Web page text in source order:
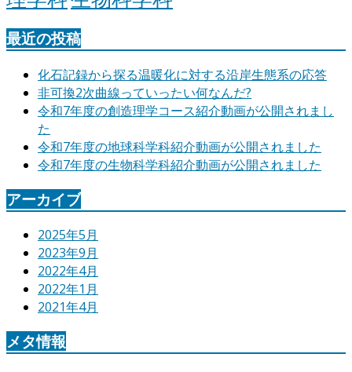
最近の投稿
化石記録から探る温暖化に対する沿岸生態系の応答
非可換2次曲線っていったい何なんだ?
令和7年度の創造理学コース紹介動画が公開されまし
た
令和7年度の地球科学科紹介動画が公開されました
令和7年度の生物科学科紹介動画が公開されました
アーカイブ
2025年5月
2023年9月
2022年4月
2022年1月
2021年4月
メタ情報